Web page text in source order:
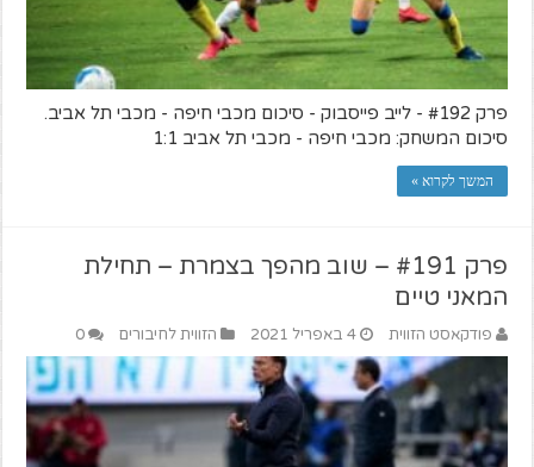
פרק #192 - לייב פייסבוק - סיכום מכבי חיפה - מכבי תל אביב.
סיכום המשחק: מכבי חיפה - מכבי תל אביב 1:1
המשך לקרוא »
פרק #191 – שוב מהפך בצמרת – תחילת
המאני טיים
פודקאסט הזווית 4 באפריל 2021 הזווית לחיבורים 0